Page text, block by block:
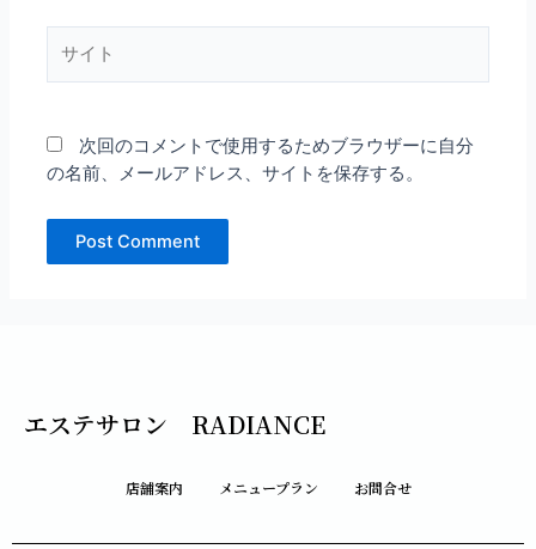
*
次回のコメントで使用するためブラウザーに自分
の名前、メールアドレス、サイトを保存する。
エステサロン RADIANCE
店舗案内 メニュープラン お問合せ